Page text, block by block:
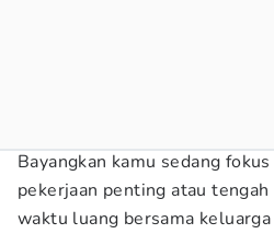
Bayangkan kamu sedang
pekerjaan penting atau
waktu luang bersama